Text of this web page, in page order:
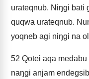
urateqnub. Niŋgi bati
quqwa urateqnub.
yoqneb agi niŋgi na
52 Qotei aqa
naŋgi anjam